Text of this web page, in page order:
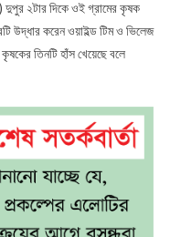
দুপুর ২টার দিকে ওই গ্রামের কৃষক
উদ্ধার করেন ওয়াইল্ড টিম ও ভিলেজ
তিনটি হাঁস খেয়েছে বলে